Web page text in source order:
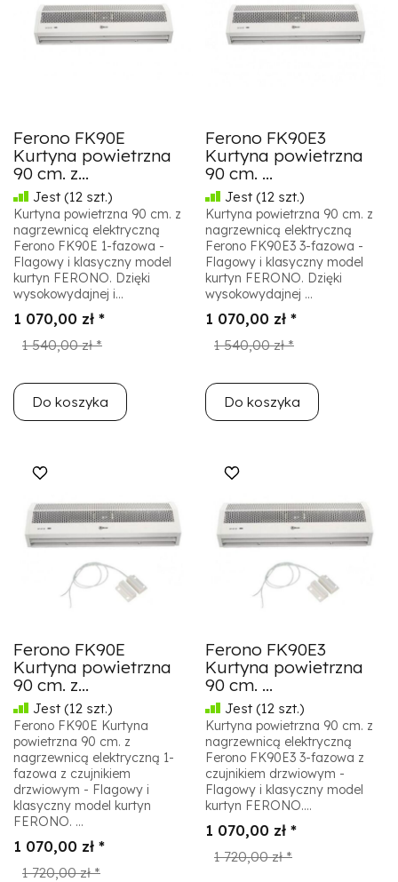
Ferono FK90E
Kurtyna powietrzna
90 cm. z...
Jest (12 szt.)
Kurtyna powietrzna 90 cm. z
nagrzewnicą elektryczną
Ferono FK90E 1-fazowa -
Flagowy i klasyczny model
kurtyn FERONO. Dzięki
wysokowydajnej i...
1 070,00 zł *
1 540,00 zł *
Do koszyka
Ferono FK90E3
Kurtyna powietrzna
90 cm. ...
Jest (12 szt.)
Kurtyna powietrzna 90 cm. z
nagrzewnicą elektryczną
Ferono FK90E3 3-fazowa -
Flagowy i klasyczny model
kurtyn FERONO. Dzięki
wysokowydajnej ...
1 070,00 zł *
1 540,00 zł *
Do koszyka
Ferono FK90E
Kurtyna powietrzna
90 cm. z...
Jest (12 szt.)
Ferono FK90E Kurtyna
powietrzna 90 cm. z
nagrzewnicą elektryczną 1-
fazowa z czujnikiem
drzwiowym - Flagowy i
klasyczny model kurtyn
FERONO. ...
1 070,00 zł *
1 720,00 zł *
Ferono FK90E3
Kurtyna powietrzna
90 cm. ...
Jest (12 szt.)
Kurtyna powietrzna 90 cm. z
nagrzewnicą elektryczną
Ferono FK90E3 3-fazowa z
czujnikiem drzwiowym -
Flagowy i klasyczny model
kurtyn FERONO....
1 070,00 zł *
1 720,00 zł *